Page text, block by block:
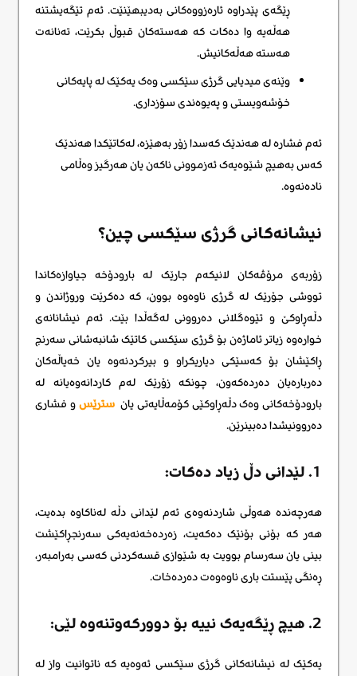
ڕێگەی پێدراوە ئارەزووەکانی بەدیبهێنێت. ئەم تێگەیشتنە
هەڵەیە وا دەکات کە هەستەکان قبوڵ بکرێت، تەنانەت
هەستە هەڵەکانیش.
وێنەی میدیایی گرژی سێکسی وەک یەکێک لە پایەکانی
خۆشەویستی و پەیوەندی سۆزداری.
ئەم فشارە لە هەندێک کەسدا زۆر بەهێزە، لەکاتێکدا هەندێک
کەس بەهیچ شێوەیەک ئەزموونی ناکەن یان هەرگیز وەڵامی
نادەنەوە.
نیشانەکانی گرژی سێکسی چین؟
زۆربەی مرۆڤەکان لانیکەم جارێک لە بارودۆخە جیاوازەکاندا
تووشی جۆرێک لە گرژی ناوەوە بوون، کە دەکرێت وروژاندن و
دڵەڕاوکێ و تێوەگلانی دەروونی لەگەڵدا بێت. ئەم نیشانانەی
خوارەوە زیاتر ئاماژەن بۆ گرژی سێکسی کاتێک شانبەشانی سەرنج
ڕاکێشان بۆ کەسێکی دیاریکراو و بیرکردنەوە یان خەیاڵەکان
دەربارەیان دەردەکەون، چونکە زۆرێک لەم کاردانەوەیانە لە
بارودۆخەکانی وەک دڵەڕاوکێی کۆمەڵایەتی یانسترێسو فشاری
دەروونیشدا دەبینرێن.
1. لێدانی دڵ زیاد دەکات:
هەرچەندە هەوڵی شاردنەوەی ئەم لێدانی دڵە لەناکاوە بدەیت،
هەر کە بۆنی بۆنێک دەکەیت، زەردەخەنەیەکی سەرنجڕاکێشت
بینی یان سەرسام بوویت بە شێوازی قسەکردنی کەسی بەرامبەر،
ڕەنگی پێستت باری ناوەوەت دەردەخات.
2. هیچ ڕێگەیەک نییە بۆ دوورکەوتنەوە لێی:
یەکێک لە نیشانەکانی گرژی سێکسی ئەوەیە کە ناتوانیت واز لە